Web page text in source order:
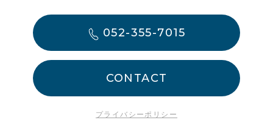
052-355-7015
CONTACT
プライバシーポリシー